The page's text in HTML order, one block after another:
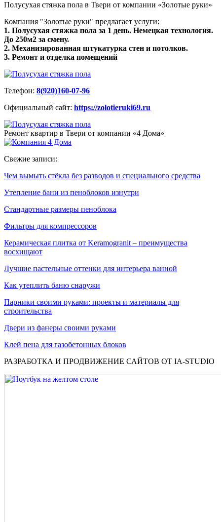
Полусухая стяжка пола в Твери от компании «Золотые руки»
Компания "Золотые руки" предлагает услуги:
1. Полусухая стяжка пола за 1 день. Немецкая технология.
До 250м2 за смену.
2. Механизированная штукатурка стен и потолков.
3. Ремонт и отделка помещений
Телефон: 8(920)160-07-96
Официальный сайт: https://zolotieruki69.ru
Ремонт квартир в Твери от компании «4 Дома»
Свежие записи:
Чем вымыть стёкла без разводов и специального средства
Утепление бани из пеноблоков изнутри
Стандартные размеры пеноблока
Фильтры для компрессоров
Керамическая плитка от Keramogranit – преимущества
восхищают
Лучшие пастельные оттенки для интерьера ванной
Как утеплить баню снаружи
Парники своими руками: проекты и материалы для
строительства
Двери из фанеры своими руками
Клей пена для газобетонных блоков
РАЗРАБОТКА И ПРОДВИЖЕНИЕ САЙТОВ ОТ IA-STUDIO